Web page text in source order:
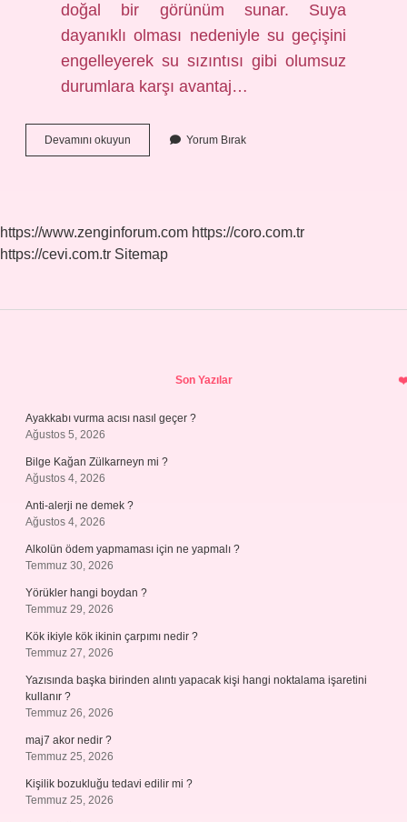
doğal bir görünüm sunar. Suya
dayanıklı olması nedeniyle su geçişini
engelleyerek su sızıntısı gibi olumsuz
durumlara karşı avantaj…
Devamını okuyun
Geçirmeyen
Yorum Bırak
https://www.zenginforum.com https://coro.com.tr
https://cevi.com.tr Sitemap
Son Yazılar
Ayakkabı vurma acısı nasıl geçer ?
Ağustos 5, 2026
Bilge Kağan Zülkarneyn mi ?
Ağustos 4, 2026
Anti-alerji ne demek ?
Ağustos 4, 2026
Alkolün ödem yapmaması için ne yapmalı ?
Temmuz 30, 2026
Yörükler hangi boydan ?
Temmuz 29, 2026
Kök ikiyle kök ikinin çarpımı nedir ?
Temmuz 27, 2026
Yazısında başka birinden alıntı yapacak kişi hangi noktalama işaretini
kullanır ?
Temmuz 26, 2026
maj7 akor nedir ?
Temmuz 25, 2026
Kişilik bozukluğu tedavi edilir mi ?
Temmuz 25, 2026